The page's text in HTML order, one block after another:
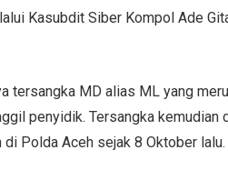
Kasubdit Siber Kompol Ade
tersangka MD alias ML yang
penyidik. Tersangka kemudian
Polda Aceh sejak 8 Oktober lalu.